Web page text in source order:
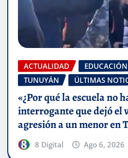
ACTUALIDAD EDUCACIÓN
TUNUYÁN
ÚLTIMAS
«¿Por qué la escuela no
interrogante que dejó el
agresión a un menor en
8 Digital Ago 6, 2026